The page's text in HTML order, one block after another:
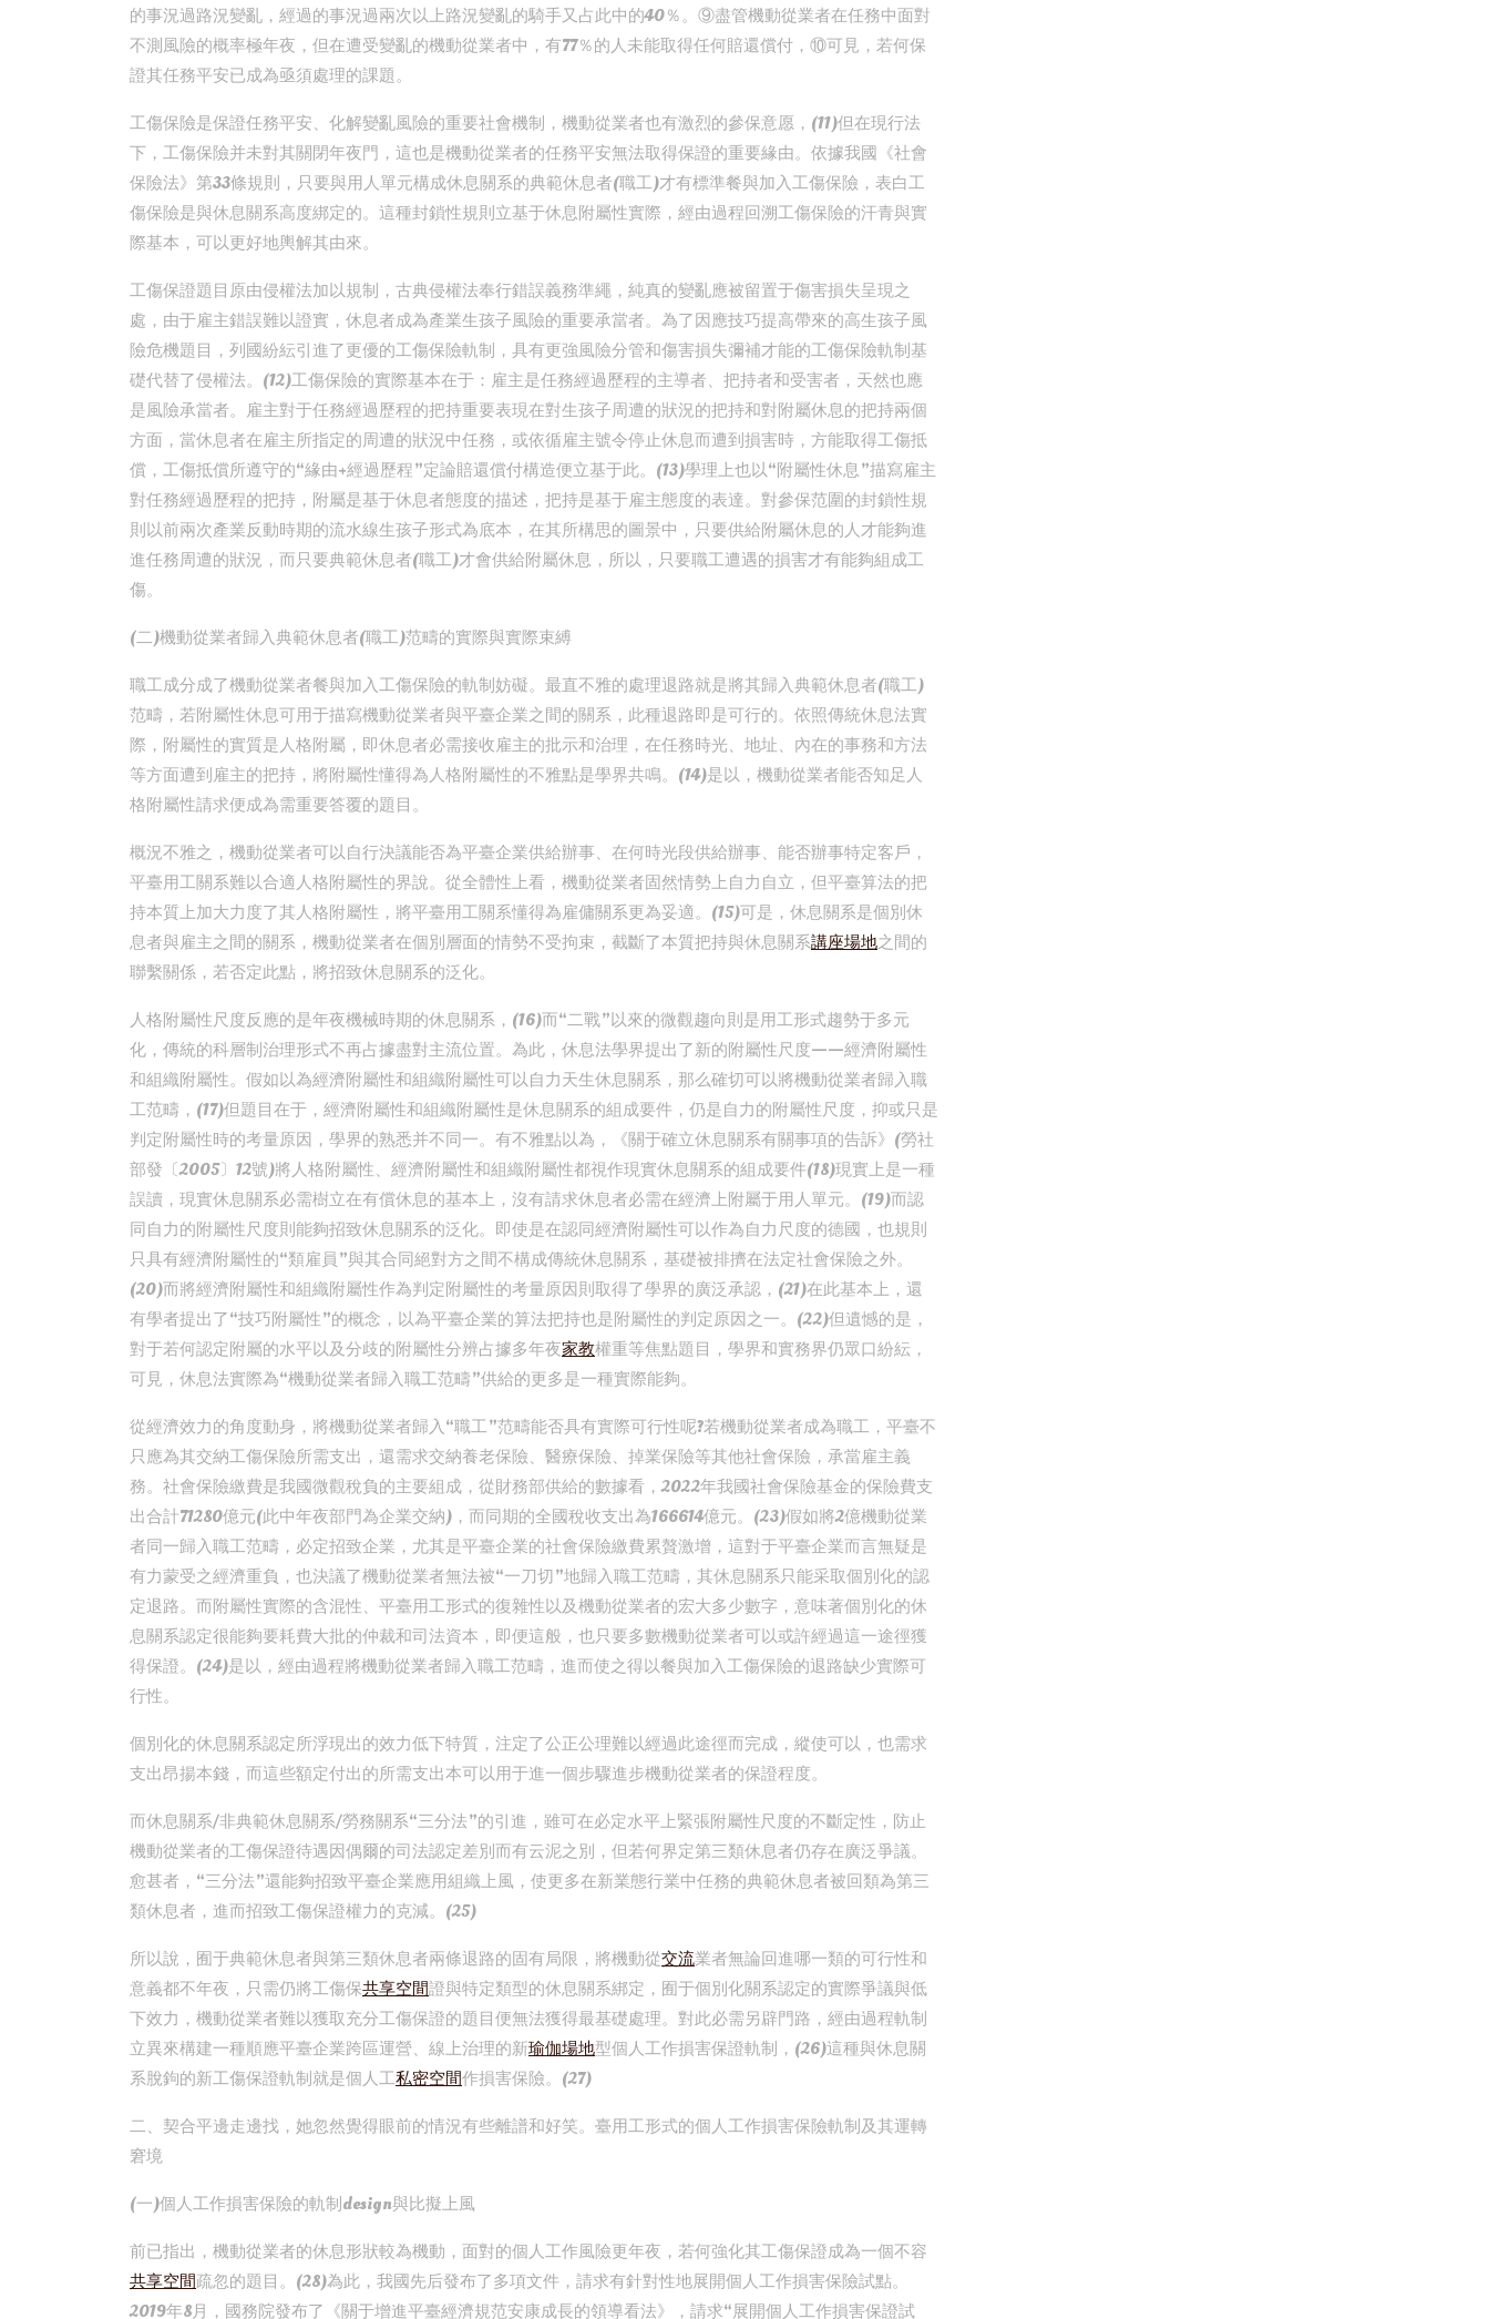
的事況過路況變亂，經過的事況過兩次以上路況變亂的騎手又占此中的40％。⑨盡管機動從業者在任務中面對
不測風險的概率極年夜，但在遭受變亂的機動從業者中，有77％的人未能取得任何賠還償付，⑩可見，若何保
證其任務平安已成為亟須處理的課題。
工傷保險是保證任務平安、化解變亂風險的重要社會機制，機動從業者也有激烈的參保意愿，(11)但在現行法
下，工傷保險并未對其關閉年夜門，這也是機動從業者的任務平安無法取得保證的重要緣由。依據我國《社會
保險法》第33條規則，只要與用人單元構成休息關系的典範休息者(職工)才有標準餐與加入工傷保險，表白工
傷保險是與休息關系高度綁定的。這種封鎖性規則立基于休息附屬性實際，經由過程回溯工傷保險的汗青與實
際基本，可以更好地輿解其由來。
工傷保證題目原由侵權法加以規制，古典侵權法奉行錯誤義務準繩，純真的變亂應被留置于傷害損失呈現之
處，由于雇主錯誤難以證實，休息者成為產業生孩子風險的重要承當者。為了因應技巧提高帶來的高生孩子風
險危機題目，列國紛紜引進了更優的工傷保險軌制，具有更強風險分管和傷害損失彌補才能的工傷保險軌制基
礎代替了侵權法。(12)工傷保險的實際基本在于：雇主是任務經過歷程的主導者、把持者和受害者，天然也應
是風險承當者。雇主對于任務經過歷程的把持重要表現在對生孩子周遭的狀況的把持和對附屬休息的把持兩個
方面，當休息者在雇主所指定的周遭的狀況中任務，或依循雇主號令停止休息而遭到損害時，方能取得工傷抵
償，工傷抵償所遵守的“緣由+經過歷程”定論賠還償付構造便立基于此。(13)學理上也以“附屬性休息”描寫雇主
對任務經過歷程的把持，附屬是基于休息者態度的描述，把持是基于雇主態度的表達。對參保范圍的封鎖性規
則以前兩次產業反動時期的流水線生孩子形式為底本，在其所構思的圖景中，只要供給附屬休息的人才能夠進
進任務周遭的狀況，而只要典範休息者(職工)才會供給附屬休息，所以，只要職工遭遇的損害才有能夠組成工
傷。
(二)機動從業者歸入典範休息者(職工)范疇的實際與實際束縛
職工成分成了機動從業者餐與加入工傷保險的軌制妨礙。最直不雅的處理退路就是將其歸入典範休息者(職工)
范疇，若附屬性休息可用于描寫機動從業者與平臺企業之間的關系，此種退路即是可行的。依照傳統休息法實
際，附屬性的實質是人格附屬，即休息者必需接收雇主的批示和治理，在任務時光、地址、內在的事務和方法
等方面遭到雇主的把持，將附屬性懂得為人格附屬性的不雅點是學界共鳴。(14)是以，機動從業者能否知足人
格附屬性請求便成為需重要答覆的題目。
概況不雅之，機動從業者可以自行決議能否為平臺企業供給辦事、在何時光段供給辦事、能否辦事特定客戶，
平臺用工關系難以合適人格附屬性的界說。從全體性上看，機動從業者固然情勢上自力自立，但平臺算法的把
持本質上加大力度了其人格附屬性，將平臺用工關系懂得為雇傭關系更為妥適。(15)可是，休息關系是個別休
息者與雇主之間的關系，機動從業者在個別層面的情勢不受拘束，截斷了本質把持與休息關系講座場地之間的
聯繫關係，若否定此點，將招致休息關系的泛化。
人格附屬性尺度反應的是年夜機械時期的休息關系，(16)而“二戰”以來的微觀趨向則是用工形式趨勢于多元
化，傳統的科層制治理形式不再占據盡對主流位置。為此，休息法學界提出了新的附屬性尺度——經濟附屬性
和組織附屬性。假如以為經濟附屬性和組織附屬性可以自力天生休息關系，那么確切可以將機動從業者歸入職
工范疇，(17)但題目在于，經濟附屬性和組織附屬性是休息關系的組成要件，仍是自力的附屬性尺度，抑或只是
判定附屬性時的考量原因，學界的熟悉并不同一。有不雅點以為，《關于確立休息關系有關事項的告訴》(勞社
部發〔2005〕12號)將人格附屬性、經濟附屬性和組織附屬性都視作現實休息關系的組成要件(18)現實上是一種
誤讀，現實休息關系必需樹立在有償休息的基本上，沒有請求休息者必需在經濟上附屬于用人單元。(19)而認
同自力的附屬性尺度則能夠招致休息關系的泛化。即使是在認同經濟附屬性可以作為自力尺度的德國，也規則
只具有經濟附屬性的“類雇員”與其合同絕對方之間不構成傳統休息關系，基礎被排擠在法定社會保險之外。
(20)而將經濟附屬性和組織附屬性作為判定附屬性的考量原因則取得了學界的廣泛承認，(21)在此基本上，還
有學者提出了“技巧附屬性”的概念，以為平臺企業的算法把持也是附屬性的判定原因之一。(22)但遺憾的是，
對于若何認定附屬的水平以及分歧的附屬性分辨占據多年夜家教權重等焦點題目，學界和實務界仍眾口紛紜，
可見，休息法實際為“機動從業者歸入職工范疇”供給的更多是一種實際能夠。
從經濟效力的角度動身，將機動從業者歸入“職工”范疇能否具有實際可行性呢?若機動從業者成為職工，平臺不
只應為其交納工傷保險所需支出，還需求交納養老保險、醫療保險、掉業保險等其他社會保險，承當雇主義
務。社會保險繳費是我國微觀稅負的主要組成，從財務部供給的數據看，2022年我國社會保險基金的保險費支
出合計71280億元(此中年夜部門為企業交納)，而同期的全國稅收支出為166614億元。(23)假如將2億機動從業
者同一歸入職工范疇，必定招致企業，尤其是平臺企業的社會保險繳費累贅激增，這對于平臺企業而言無疑是
有力蒙受之經濟重負，也決議了機動從業者無法被“一刀切”地歸入職工范疇，其休息關系只能采取個別化的認
定退路。而附屬性實際的含混性、平臺用工形式的復雜性以及機動從業者的宏大多少數字，意味著個別化的休
息關系認定很能夠要耗費大批的仲裁和司法資本，即便這般，也只要多數機動從業者可以或許經過這一途徑獲
得保證。(24)是以，經由過程將機動從業者歸入職工范疇，進而使之得以餐與加入工傷保險的退路缺少實際可
行性。
個別化的休息關系認定所浮現出的效力低下特質，注定了公正公理難以經過此途徑而完成，縱使可以，也需求
支出昂揚本錢，而這些額定付出的所需支出本可以用于進一個步驟進步機動從業者的保證程度。
而休息關系/非典範休息關系/勞務關系“三分法”的引進，雖可在必定水平上緊張附屬性尺度的不斷定性，防止
機動從業者的工傷保證待遇因偶爾的司法認定差別而有云泥之別，但若何界定第三類休息者仍存在廣泛爭議。
愈甚者，“三分法”還能夠招致平臺企業應用組織上風，使更多在新業態行業中任務的典範休息者被回類為第三
類休息者，進而招致工傷保證權力的克減。(25)
所以說，囿于典範休息者與第三類休息者兩條退路的固有局限，將機動從交流業者無論回進哪一類的可行性和
意義都不年夜，只需仍將工傷保共享空間證與特定類型的休息關系綁定，囿于個別化關系認定的實際爭議與低
下效力，機動從業者難以獲取充分工傷保證的題目便無法獲得最基礎處理。對此必需另辟門路，經由過程軌制
立異來構建一種順應平臺企業跨區運營、線上治理的新瑜伽場地型個人工作損害保證軌制，(26)這種與休息關
系脫鉤的新工傷保證軌制就是個人工私密空間作損害保險。(27)
二、契合平邊走邊找，她忽然覺得眼前的情況有些離譜和好笑。臺用工形式的個人工作損害保險軌制及其運轉
窘境
(一)個人工作損害保險的軌制design與比擬上風
前已指出，機動從業者的休息形狀較為機動，面對的個人工作風險更年夜，若何強化其工傷保證成為一個不容
共享空間疏忽的題目。(28)為此，我國先后發布了多項文件，請求有針對性地展開個人工作損害保險試點。
2019年8月，國務院發布了《關于增進平臺經濟規范安康成長的領導看法》，請求“展開個人工作損害保證試